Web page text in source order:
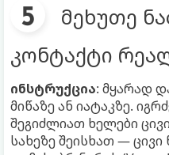
მეხუთე
კონტაქტი
ინსტრუქცია: მყარად
მიწაზე ან იატაკზე.
შეგიძლიათ ხელები
სახეზე შეისხათ —